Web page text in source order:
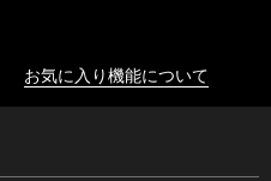
お気に入り機能について